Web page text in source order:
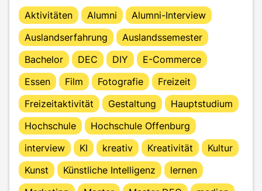
Aktivitäten Alumni
Alumni-Interview
Auslandserfahrung
Auslandssemester
Bachelor
DEC DIY
E-Commerce
Essen
Film Fotografie
Freizeit
Freizeitaktivität
Gestaltung
Hauptstudium
Hochschule
Hochschule Offenburg
interview
KI kreativ Kreativität
Kultur
Kunst
Künstliche Intelligenz
lernen